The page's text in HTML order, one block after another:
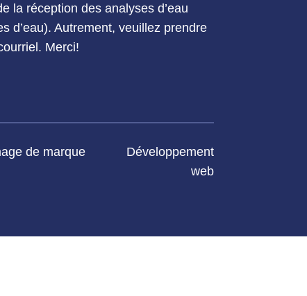
la réception des analyses d’eau
d’eau). Autrement, veuillez prendre
Merci!
de marque
Développement
web